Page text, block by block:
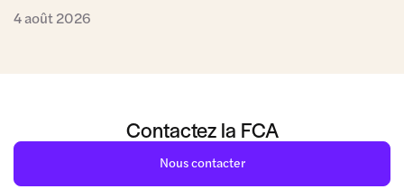
4 août 2026
Contactez la FCA
Nous contacter